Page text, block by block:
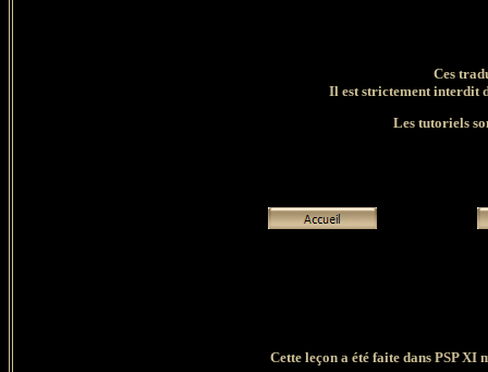
Ces
Il est strictement interdit
Les tutoriels
Cette leçon a été faite dans PSP XI